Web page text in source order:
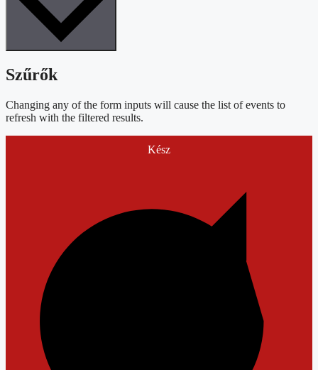
Szűrők
Changing any of the form inputs will cause the list of events to
refresh with the filtered results.
Kész